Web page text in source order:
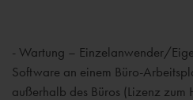
- Wartung – Einzelanwender/
Software an einem Büro-
außerhalb des Büros (Lizenz